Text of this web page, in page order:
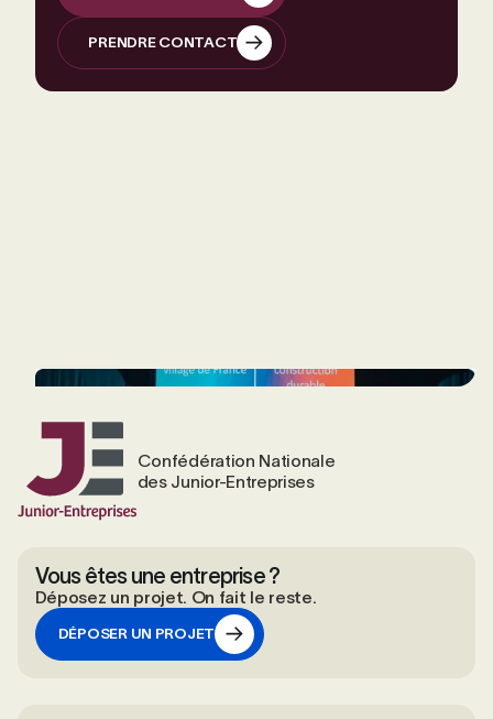
PRENDRE CONTACT
Confédération Nationale
des Junior-Entreprises
Vous êtes une entreprise ?
Déposez un projet. On fait le reste.
DÉPOSER UN PROJET